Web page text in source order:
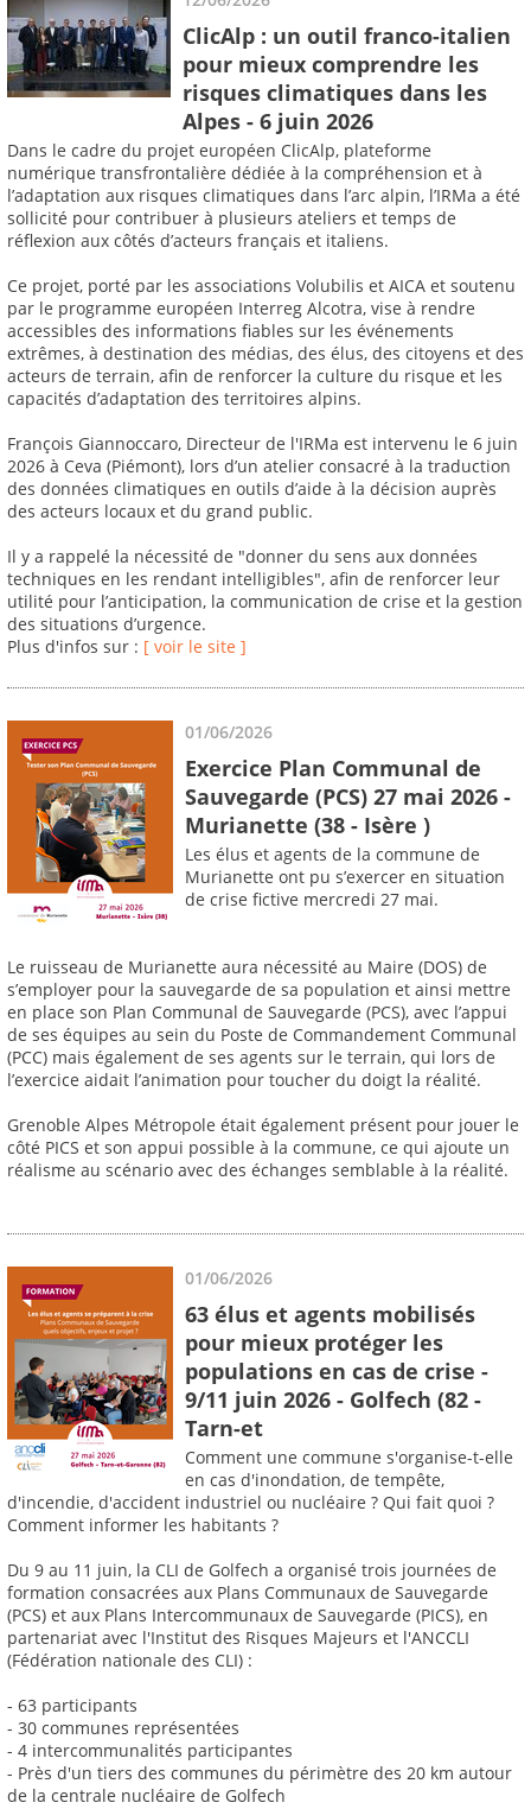
ClicAlp : un outil franco-italien
pour mieux comprendre les
risques climatiques dans les
Alpes - 6 juin 2026
Dans le cadre du projet européen ClicAlp, plateforme
numérique transfrontalière dédiée à la compréhension et à
l’adaptation aux risques climatiques dans l’arc alpin, l’IRMa a été
sollicité pour contribuer à plusieurs ateliers et temps de
réflexion aux côtés d’acteurs français et italiens.
Ce projet, porté par les associations Volubilis et AICA et soutenu
par le programme européen Interreg Alcotra, vise à rendre
accessibles des informations fiables sur les événements
extrêmes, à destination des médias, des élus, des citoyens et des
acteurs de terrain, afin de renforcer la culture du risque et les
capacités d’adaptation des territoires alpins.
François Giannoccaro, Directeur de l'IRMa est intervenu le 6 juin
2026 à Ceva (Piémont), lors d’un atelier consacré à la traduction
des données climatiques en outils d’aide à la décision auprès
des acteurs locaux et du grand public.
Il y a rappelé la nécessité de "donner du sens aux données
techniques en les rendant intelligibles", afin de renforcer leur
utilité pour l’anticipation, la communication de crise et la gestion
des situations d’urgence.
Plus d'infos sur : [ voir le site ]
01/06/2026
Exercice Plan Communal de
Sauvegarde (PCS) 27 mai 2026 -
Murianette (38 - Isère )
Les élus et agents de la commune de
Murianette ont pu s’exercer en situation
de crise fictive mercredi 27 mai.
Le ruisseau de Murianette aura nécessité au Maire (DOS) de
s’employer pour la sauvegarde de sa population et ainsi mettre
en place son Plan Communal de Sauvegarde (PCS), avec l’appui
de ses équipes au sein du Poste de Commandement Communal
(PCC) mais également de ses agents sur le terrain, qui lors de
l’exercice aidait l’animation pour toucher du doigt la réalité.
Grenoble Alpes Métropole était également présent pour jouer le
côté PICS et son appui possible à la commune, ce qui ajoute un
réalisme au scénario avec des échanges semblable à la réalité.
01/06/2026
63 élus et agents mobilisés
pour mieux protéger les
populations en cas de crise -
9/11 juin 2026 - Golfech (82 -
Tarn-et
Comment une commune s'organise-t-elle
en cas d'inondation, de tempête,
d'incendie, d'accident industriel ou nucléaire ? Qui fait quoi ?
Comment informer les habitants ?
Du 9 au 11 juin, la CLI de Golfech a organisé trois journées de
formation consacrées aux Plans Communaux de Sauvegarde
(PCS) et aux Plans Intercommunaux de Sauvegarde (PICS), en
partenariat avec l'Institut des Risques Majeurs et l'ANCCLI
(Fédération nationale des CLI) :
- 63 participants
- 30 communes représentées
- 4 intercommunalités participantes
- Près d'un tiers des communes du périmètre des 20 km autour
de la centrale nucléaire de Golfech